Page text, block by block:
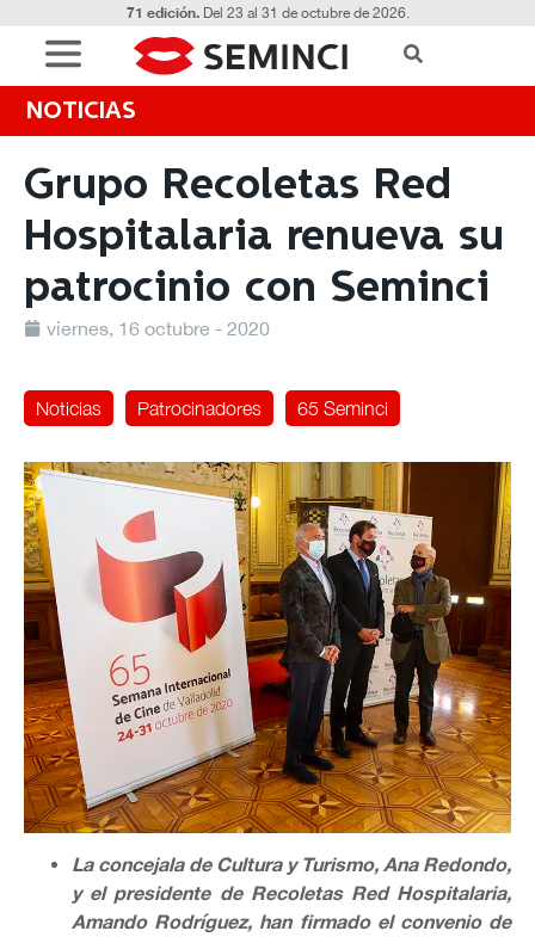
71 edición.Del 23 al 31 de octubre de 2026.
NOTICIAS
Grupo Recoletas Red
Hospitalaria renueva su
patrocinio con Seminci
viernes, 16 octubre - 2020
Noticias Patrocinadores 65 Seminci
La concejala de Cultura y Turismo, Ana Redondo,
y el presidente de Recoletas Red Hospitalaria,
Amando Rodríguez, han firmado el convenio de